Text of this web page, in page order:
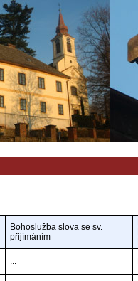
Bohoslužba slova se sv.
přijímáním
...